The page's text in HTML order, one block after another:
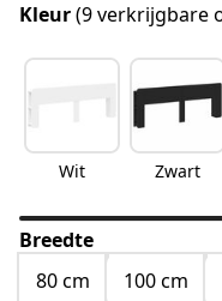
Kleur(9 verkrijgbare
Wit Zwart
Breedte
80 cm
100 cm